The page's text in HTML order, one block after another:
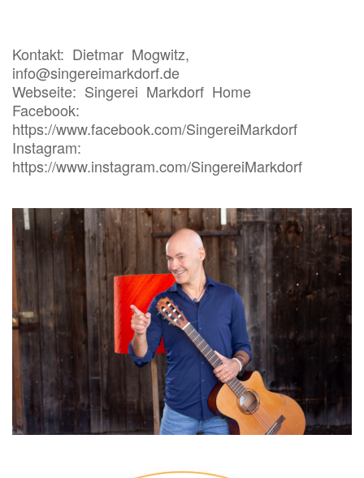
Kontakt: Dietmar Mogwitz,
info@singereimarkdorf.de
Webseite: Singerei Markdorf Home
Facebook:
https://www.facebook.com/SingereiMarkdorf
Instagram:
https://www.instagram.com/SingereiMarkdorf